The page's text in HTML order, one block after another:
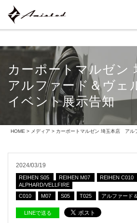
カーポートマルゼ
アルファード＆ヴェ
イベント展示告知
HOME > メディア > カーポートマルゼン 埼玉本店 アル
2024/03/19
REIHEN S05 REIHEN M07 REIHEN C010
ALPHARD/VELLFIRE
C010
M07 S05 T025 アルファード
LINEで送る